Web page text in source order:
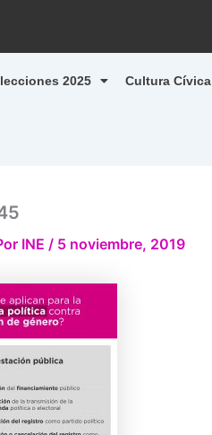
2025 Cultura Cívica
INE / 5 noviembre, 2019